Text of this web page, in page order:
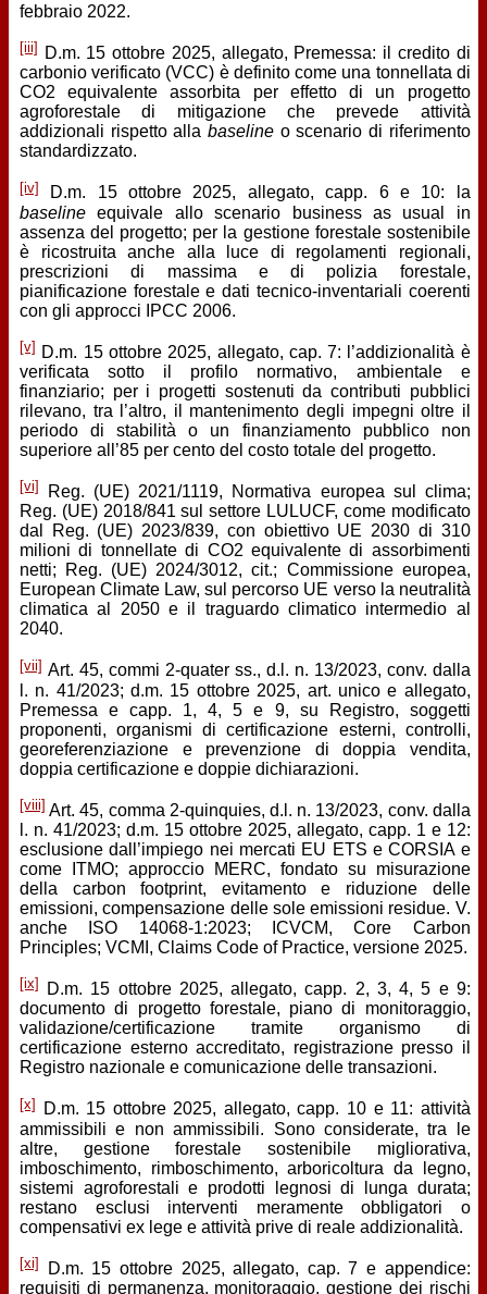
febbraio 2022.
[iii]
D.m. 15 ottobre 2025, allegato, Premessa: il credito di
carbonio verificato (VCC) è definito come una tonnellata di
CO2 equivalente assorbita per effetto di un progetto
agroforestale di mitigazione che prevede attività
addizionali rispetto allabaseline o scenario di riferimento
standardizzato.
[iv]
D.m. 15 ottobre 2025, allegato, capp. 6 e 10: la
baseline equivale allo scenario business as usual in
assenza del progetto; per la gestione forestale sostenibile
è ricostruita anche alla luce di regolamenti regionali,
prescrizioni di massima e di polizia forestale,
pianificazione forestale e dati tecnico-inventariali coerenti
con gli approcci IPCC 2006.
[v] D.m. 15 ottobre 2025, allegato, cap. 7: l’addizionalità è
verificata sotto il profilo normativo, ambientale e
finanziario; per i progetti sostenuti da contributi pubblici
rilevano, tra l’altro, il mantenimento degli impegni oltre il
periodo di stabilità o un finanziamento pubblico non
superiore all’85 per cento del costo totale del progetto.
[vi]
Reg. (UE) 2021/1119, Normativa europea sul clima;
Reg. (UE) 2018/841 sul settore LULUCF, come modificato
dal Reg. (UE) 2023/839, con obiettivo UE 2030 di 310
milioni di tonnellate di CO2 equivalente di assorbimenti
netti; Reg. (UE) 2024/3012, cit.; Commissione europea,
European Climate Law, sul percorso UE verso la neutralità
climatica al 2050 e il traguardo climatico intermedio al
2040.
[vii] Art. 45, commi 2-quater ss., d.l. n. 13/2023, conv. dalla
l. n. 41/2023; d.m. 15 ottobre 2025, art. unico e allegato,
Premessa e capp. 1, 4, 5 e 9, su Registro, soggetti
proponenti, organismi di certificazione esterni, controlli,
georeferenziazione e prevenzione di doppia vendita,
doppia certificazione e doppie dichiarazioni.
[viii] Art. 45, comma 2-quinquies, d.l. n. 13/2023, conv. dalla
l. n. 41/2023; d.m. 15 ottobre 2025, allegato, capp. 1 e 12:
esclusione dall’impiego nei mercati EU ETS e CORSIA e
come ITMO; approccio MERC, fondato su misurazione
della carbon footprint, evitamento e riduzione delle
emissioni, compensazione delle sole emissioni residue. V.
anche ISO 14068-1:2023; ICVCM, Core Carbon
Principles; VCMI, Claims Code of Practice, versione 2025.
[ix]
D.m. 15 ottobre 2025, allegato, capp. 2, 3, 4, 5 e 9:
documento di progetto forestale, piano di monitoraggio,
validazione/certificazione tramite organismo di
certificazione esterno accreditato, registrazione presso il
Registro nazionale e comunicazione delle transazioni.
[x]
D.m. 15 ottobre 2025, allegato, capp. 10 e 11: attività
ammissibili e non ammissibili. Sono considerate, tra le
altre, gestione forestale sostenibile migliorativa,
imboschimento, rimboschimento, arboricoltura da legno,
sistemi agroforestali e prodotti legnosi di lunga durata;
restano esclusi interventi meramente obbligatori o
compensativi ex lege e attività prive di reale addizionalità.
[xi]
D.m. 15 ottobre 2025, allegato, cap. 7 e appendice:
requisiti di permanenza, monitoraggio, gestione dei rischi